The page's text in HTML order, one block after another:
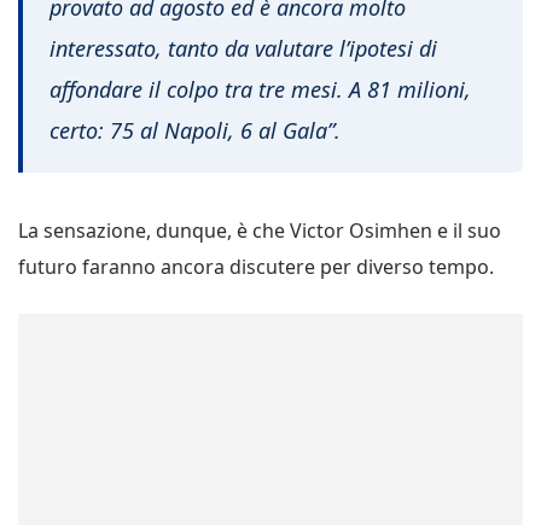
provato ad agosto ed è ancora molto
interessato, tanto da valutare l’ipotesi di
aﬀondare il colpo tra tre mesi. A 81 milioni,
certo: 75 al Napoli, 6 al Gala”.
La sensazione, dunque, è che Victor Osimhen e il suo
futuro faranno ancora discutere per diverso tempo.